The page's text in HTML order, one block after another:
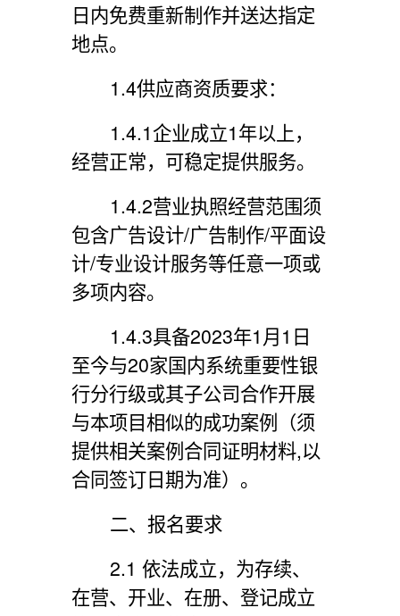
日内免费重新制作并送达指定
地点。
1.4供应商资质要求：
1.4.1企业成立1年以上，
经营正常， 可稳定提供服务。
1.4.2营业执照经营范围须
包含广告设计/广告制作/平面设
计/专业设计服务等任意一项或
多项内容。
1.4.3具备2023年1月1日
至今与20家国内系统重要性银
行分行级或其子公司合作开展
与本项目相似的成功案例（须
提供相关案例合同证明材料,以
合同签订日期为准）。
二、报名要求
2.1 依法成立，为存续、
在营、开业、在册、登记成立